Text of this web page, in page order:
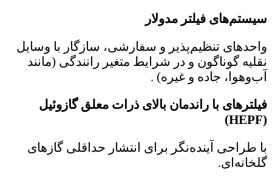
سیستم‌های فیلتر مدولار
واحدهای تنظیم‌پذیر و سفارشی، سازگار با وسایل
نقلیه گوناگون و در شرایط متغیر رانندگی (مانند
آب‌وهوا، جاده و غیره) .
فیلترهای با راندمان بالای ذرات معلق گازوئیل
(
HEPF
)
با طراحی آینده‌نگر برای انتشار حداقلی گازهای
گلخانه‌ای.